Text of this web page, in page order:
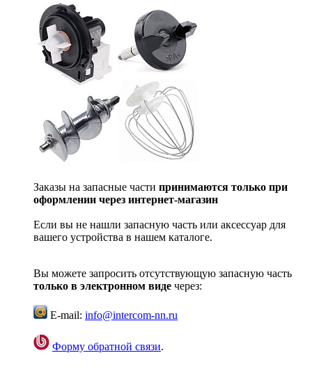
Заказы на запасные части принимаются только при
оформлении через интернет-магазин
Если вы не нашли запасную часть или аксессуар для
вашего устройства в нашем каталоге.
Вы можете запросить отсутствующую запасную часть
только в электронном виде через:
E-mail: info@intercom-nn.ru
Форму обратной связи.